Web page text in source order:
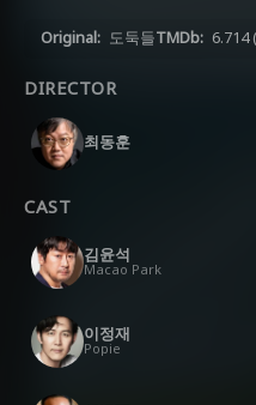
Original: 도둑들TMDb: 6.714
DIRECTOR
최동훈
CAST
김윤석
Macao Park
이정재
Popie